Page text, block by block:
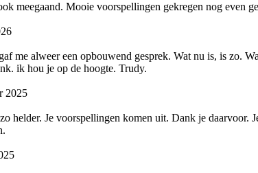
meegaand. Mooie voorspellingen gekregen nog even
me alweer een opbouwend gesprek. Wat nu is, is zo.
ik hou je op de hoogte. Trudy.
2025
helder. Je voorspellingen komen uit. Dank je daarvoor.